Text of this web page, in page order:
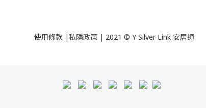
使用條款 |私隱政策 | 2021 © Y Silver Link 安居通